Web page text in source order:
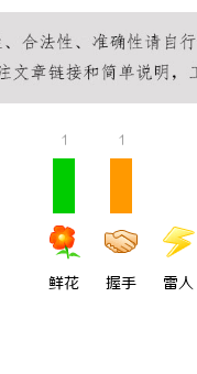
1
鲜花
1
握手 雷人